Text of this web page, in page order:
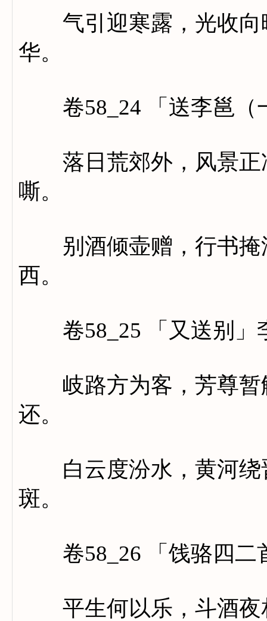
气引迎寒露，光收向
华。
卷58_24 「送李邕（
落日荒郊外，风景正
嘶。
别酒倾壶赠，行书掩
西。
卷58_25 「又送别」
岐路方为客，芳尊暂
还。
白云度汾水，黄河绕
斑。
卷58_26 「饯骆四二
平生何以乐，斗酒夜